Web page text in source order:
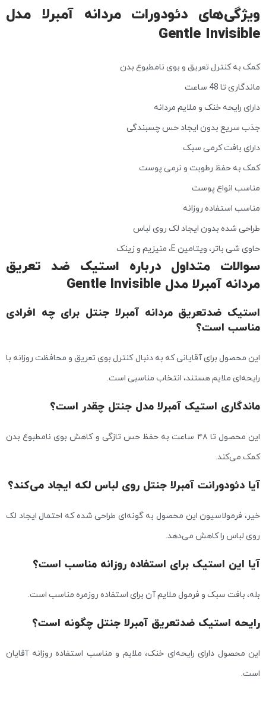
ویژگی‌های دئودورات مردانه آمبرلا مدل
Gentle Invisible
کمک به کنترل تعریق و بوی نامطبوع بدن
ماندگاری تا 48 ساعت
دارای رایحه خنک و ملایم مردانه
جذب سریع بدون ایجاد حس چسبندگی
دارای بافت کرمی سبک
کمک به حفظ رطوبت و نرمی پوست
مناسب انواع پوست
مناسب استفاده روزانه
طراحی شده بدون ایجاد لک روی لباس
حاوی شی باتر، ویتامین E، منیزیم و زینک
سوالات متداول درباره استیک ضد تعریق
مردانه آمبرلا مدل Gentle Invisible
استیک ضدتعریق مردانه آمبرلا جنتل برای چه افرادی
مناسب است؟
این محصول برای آقایانی که به دنبال کنترل بوی تعریق و محافظت روزانه با
رایحه‌ای ملایم هستند، انتخاب مناسبی است.
ماندگاری استیک آمبرلا مدل جنتل چقدر است؟
این محصول تا ۴۸ ساعت به حفظ حس تازگی و کاهش بوی نامطبوع بدن
کمک می‌کند.
آیا دئودورانت آمبرلا جنتل روی لباس لکه ایجاد می‌کند؟
خیر، فرمولاسیون این محصول به گونه‌ای طراحی شده که احتمال ایجاد لک
روی لباس را کاهش می‌دهد.
آیا این استیک برای استفاده روزانه مناسب است؟
بله، بافت سبک و فرمول ملایم آن برای استفاده روزمره مناسب است.
رایحه استیک ضدتعریق آمبرلا جنتل چگونه است؟
این محصول دارای رایحه‌ای خنک، ملایم و مناسب استفاده روزانه آقایان
است.